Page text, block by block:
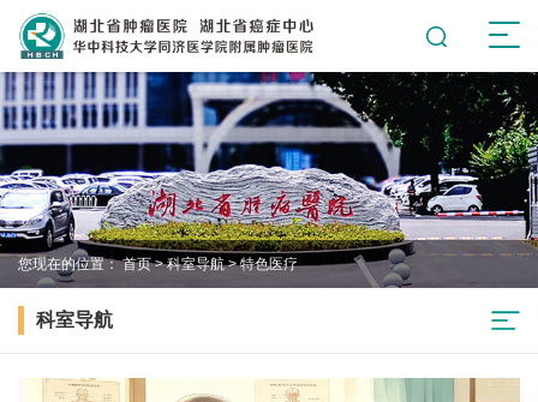
您现在的位置： 首页>科室导航>特色医疗
科室导航